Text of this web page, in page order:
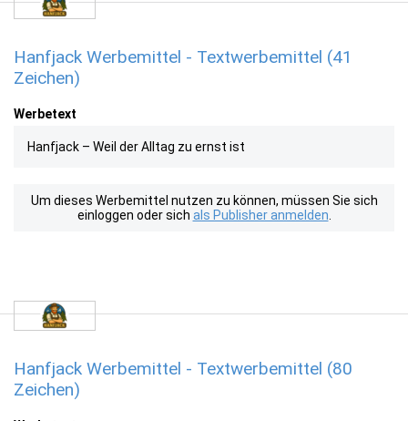
Hanfjack Werbemittel - Textwerbemittel (41
Zeichen)
Werbetext
Hanfjack – Weil der Alltag zu ernst ist
Um dieses Werbemittel nutzen zu können, müssen Sie sich
einloggen oder sich als Publisher anmelden
Hanfjack Werbemittel - Textwerbemittel (80
Zeichen)